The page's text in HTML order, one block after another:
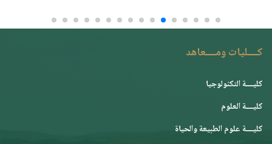
كــــليات ومــــعاهد
كليــــة التكنولوجيا
كليــــة العلوم
كليــــة علوم الطبيعة والحياة